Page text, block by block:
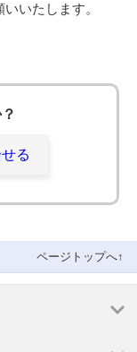
いたします。
る
ページトップへ↑